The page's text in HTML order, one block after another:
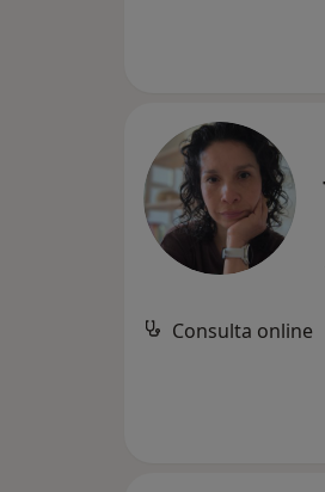
Consulta online